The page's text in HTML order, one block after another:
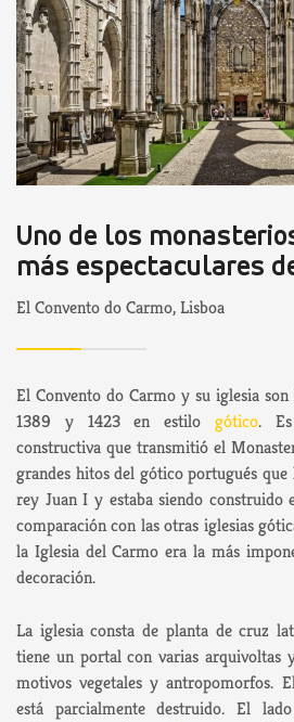
Uno de los
más espectaculares
El Convento do Carmo, Lisboa
El Convento do Carmo y su iglesia
1389 y 1423 en estilo gótico.
constructiva que transmitió el
grandes hitos del gótico portugués
rey Juan I y estaba siendo construido
comparación con las otras iglesias
la Iglesia del Carmo era la más
decoración.
La iglesia consta de planta de cruz
tiene un portal con varias arquivoltas
motivos vegetales y antropomorfos.
está parcialmente destruido. El